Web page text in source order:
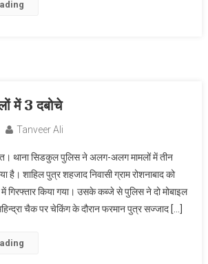
में 3 दबोचे
Tanveer Ali
थाना सिडकुल पुलिस ने अलग-अलग मामलों में तीन
है। शाहिल पुत्र शहजाद निवासी ग्राम रोशनाबाद को
में गिरफ्तार किया गया। उसके कब्जे से पुलिस ने दो मोबाइल
चैक पर चेकिंग के दौरान फरमान पुत्र सज्जाद […]